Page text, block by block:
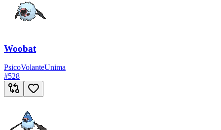
Woobat
PsicoVolanteUnima
#528